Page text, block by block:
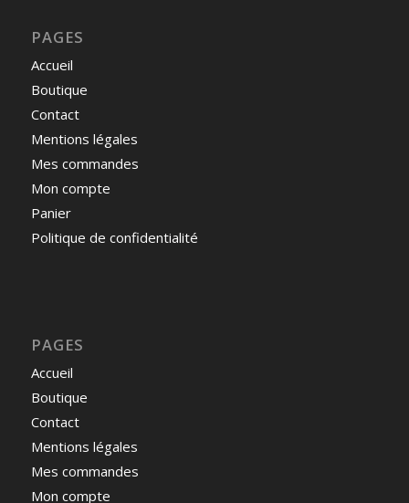
PAGES
Accueil
Boutique
Contact
Mentions légales
Mes commandes
Mon compte
Panier
Politique de confidentialité
PAGES
Accueil
Boutique
Contact
Mentions légales
Mes commandes
Mon compte